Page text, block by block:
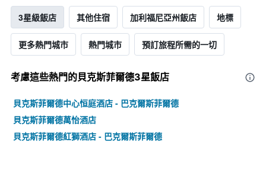
3星級飯店 其他住宿 加利福尼亞州飯店 地標
更多熱門城市 熱門城市 預訂旅程所需的一切
考慮這些熱門的貝克斯菲爾德3星​飯店
貝克斯菲爾德中心恒庭酒店 - 巴克爾斯菲爾德
貝克斯菲爾德萬怡酒店
貝克斯菲爾德紅獅酒店 - 巴克爾斯菲爾德